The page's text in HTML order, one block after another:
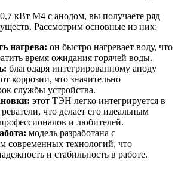
кВт M4 с анодом, вы получаете ряд
Рассмотрим основные из них:
нагрева: он быстро нагревает воду, что
время ожидания горячей воды.
благодаря интегрированному аноду
коррозии, что значительно
службы устройства.
этот ТЭН легко интегрируется в
что делает его идеальным
и любителей.
модель разработана с
современных технологий, что
и стабильность в работе.